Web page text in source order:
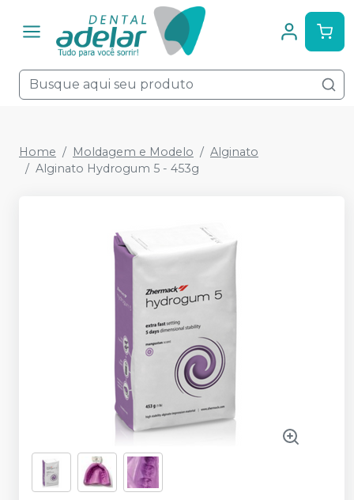
Home Moldagem e Modelo
Alginato
Alginato Hydrogum 5 - 453g